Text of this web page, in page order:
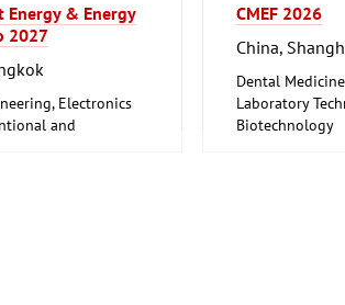
Energy & Energy
2027
Electronics
and
CMEF 2026
China,
Dental
Laboratory
Biotechnology